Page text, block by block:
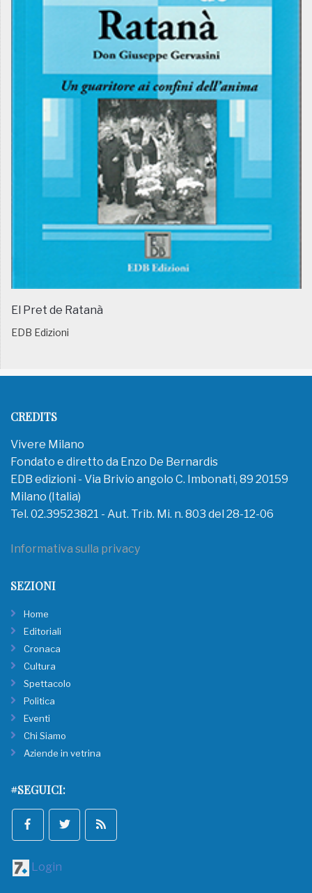
El Pret de Ratanà
EDB Edizioni
CREDITS
Vivere Milano
Fondato e diretto da Enzo De Bernardis
EDB edizioni - Via Brivio angolo C. Imbonati, 89 20159
Milano (Italia)
Tel. 02.39523821 - Aut. Trib. Mi. n. 803 del 28-12-06
Informativa sulla privacy
SEZIONI
Home
Editoriali
Cronaca
Cultura
Spettacolo
Politica
Eventi
Chi Siamo
Aziende in vetrina
#SEGUICI:
Login